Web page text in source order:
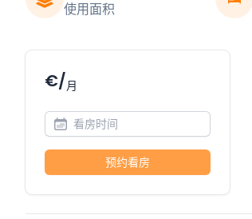
使用面积
€/月
预约看房